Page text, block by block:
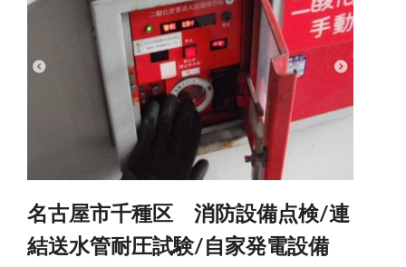
名古屋市千種区 消防設備点検/連
結送水管耐圧試験/自家発電設備